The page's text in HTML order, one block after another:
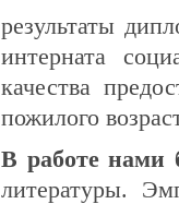
результаты
интерната
качества
пожилого
В работе нами
литературы.